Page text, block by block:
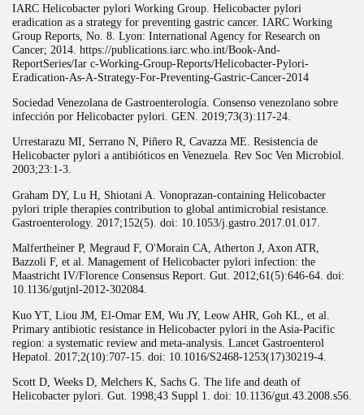
IARC Helicobacter pylori Working Group. Helicobacter pylori
eradication as a strategy for preventing gastric cancer. IARC Working
Group Reports, No. 8. Lyon: International Agency for Research on
Cancer; 2014. https://publications.iarc.who.int/Book-And-
ReportSeries/Iar c-Working-Group-Reports/Helicobacter-Pylori-
Eradication-As-A-Strategy-For-Preventing-Gastric-Cancer-2014
Sociedad Venezolana de Gastroenterología. Consenso venezolano sobre
infección por Helicobacter pylori. GEN. 2019;73(3):117-24.
Urrestarazu MI, Serrano N, Piñero R, Cavazza ME. Resistencia de
Helicobacter pylori a antibióticos en Venezuela. Rev Soc Ven Microbiol.
2003;23:1-3.
Graham DY, Lu H, Shiotani A. Vonoprazan-containing Helicobacter
pylori triple therapies contribution to global antimicrobial resistance.
Gastroenterology. 2017;152(5). doi: 10.1053/j.gastro.2017.01.017.
Malfertheiner P, Megraud F, O'Morain CA, Atherton J, Axon ATR,
Bazzoli F, et al. Management of Helicobacter pylori infection: the
Maastricht IV/Florence Consensus Report. Gut. 2012;61(5):646-64. doi:
10.1136/gutjnl-2012-302084.
Kuo YT, Liou JM, El-Omar EM, Wu JY, Leow AHR, Goh KL, et al.
Primary antibiotic resistance in Helicobacter pylori in the Asia-Pacific
region: a systematic review and meta-analysis. Lancet Gastroenterol
Hepatol. 2017;2(10):707-15. doi: 10.1016/S2468-1253(17)30219-4.
Scott D, Weeks D, Melchers K, Sachs G. The life and death of
Helicobacter pylori. Gut. 1998;43 Suppl 1. doi: 10.1136/gut.43.2008.s56.